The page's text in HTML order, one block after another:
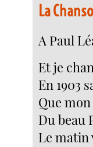
La
A Paul
Et je
En 1903
Que
Du beau
Le matin